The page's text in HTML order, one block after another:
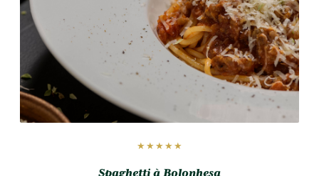
★★★★★
Spaghetti à Bolonhesa